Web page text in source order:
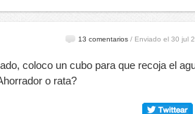
13 comentarios / Enviado el 30 jul
coloco un cubo para que recoja el
o rata?